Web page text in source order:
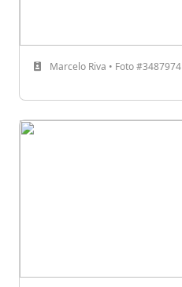
Marcelo Riva • Foto #3487974